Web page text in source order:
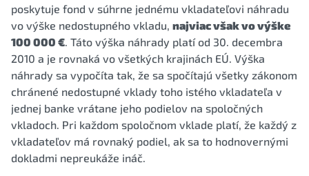
poskytuje fond v súhrne jednému vkladateľovi náhradu
vo výške nedostupného vkladu, najviac však vo výške
100 000 €. Táto výška náhrady platí od 30. decembra
2010 a je rovnaká vo všetkých krajinách EÚ. Výška
náhrady sa vypočíta tak, že sa spočítajú všetky zákonom
chránené nedostupné vklady toho istého vkladateľa v
jednej banke vrátane jeho podielov na spoločných
vkladoch. Pri každom spoločnom vklade platí, že každý z
vkladateľov má rovnaký podiel, ak sa to hodnovernými
dokladmi nepreukáže ináč.